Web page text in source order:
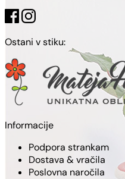
Ostani v stiku:
Informacije
Podpora strankam
Dostava & vračila
Poslovna naročila